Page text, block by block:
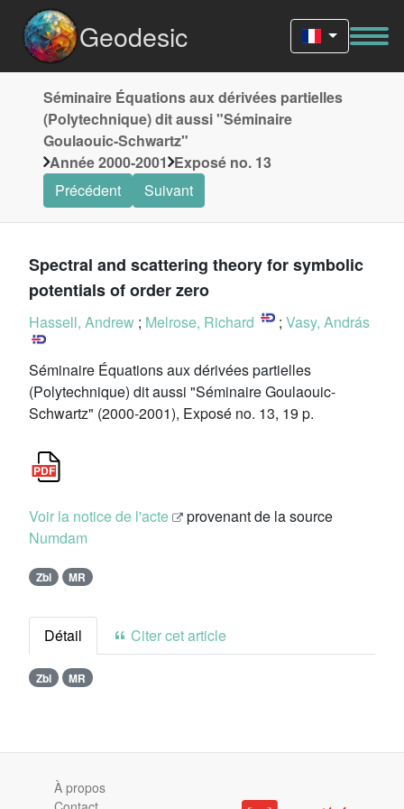
Geodesic
Séminaire Équations aux dérivées partielles
(Polytechnique) dit aussi "Séminaire
Goulaouic-Schwartz"
Année 2000-2001 Exposé no. 13
Précédent
Suivant
Spectral and scattering theory for symbolic
potentials of order zero
Hassell, Andrew ; Melrose, Richard ; Vasy, András
Séminaire Équations aux dérivées partielles
(Polytechnique) dit aussi "Séminaire Goulaouic-
Schwartz" (2000-2001), Exposé no. 13, 19 p.
Voir la notice de l'acte
provenant de la source
Numdam
Zbl MR
Détail Citer cet article
Zbl MR
À propos